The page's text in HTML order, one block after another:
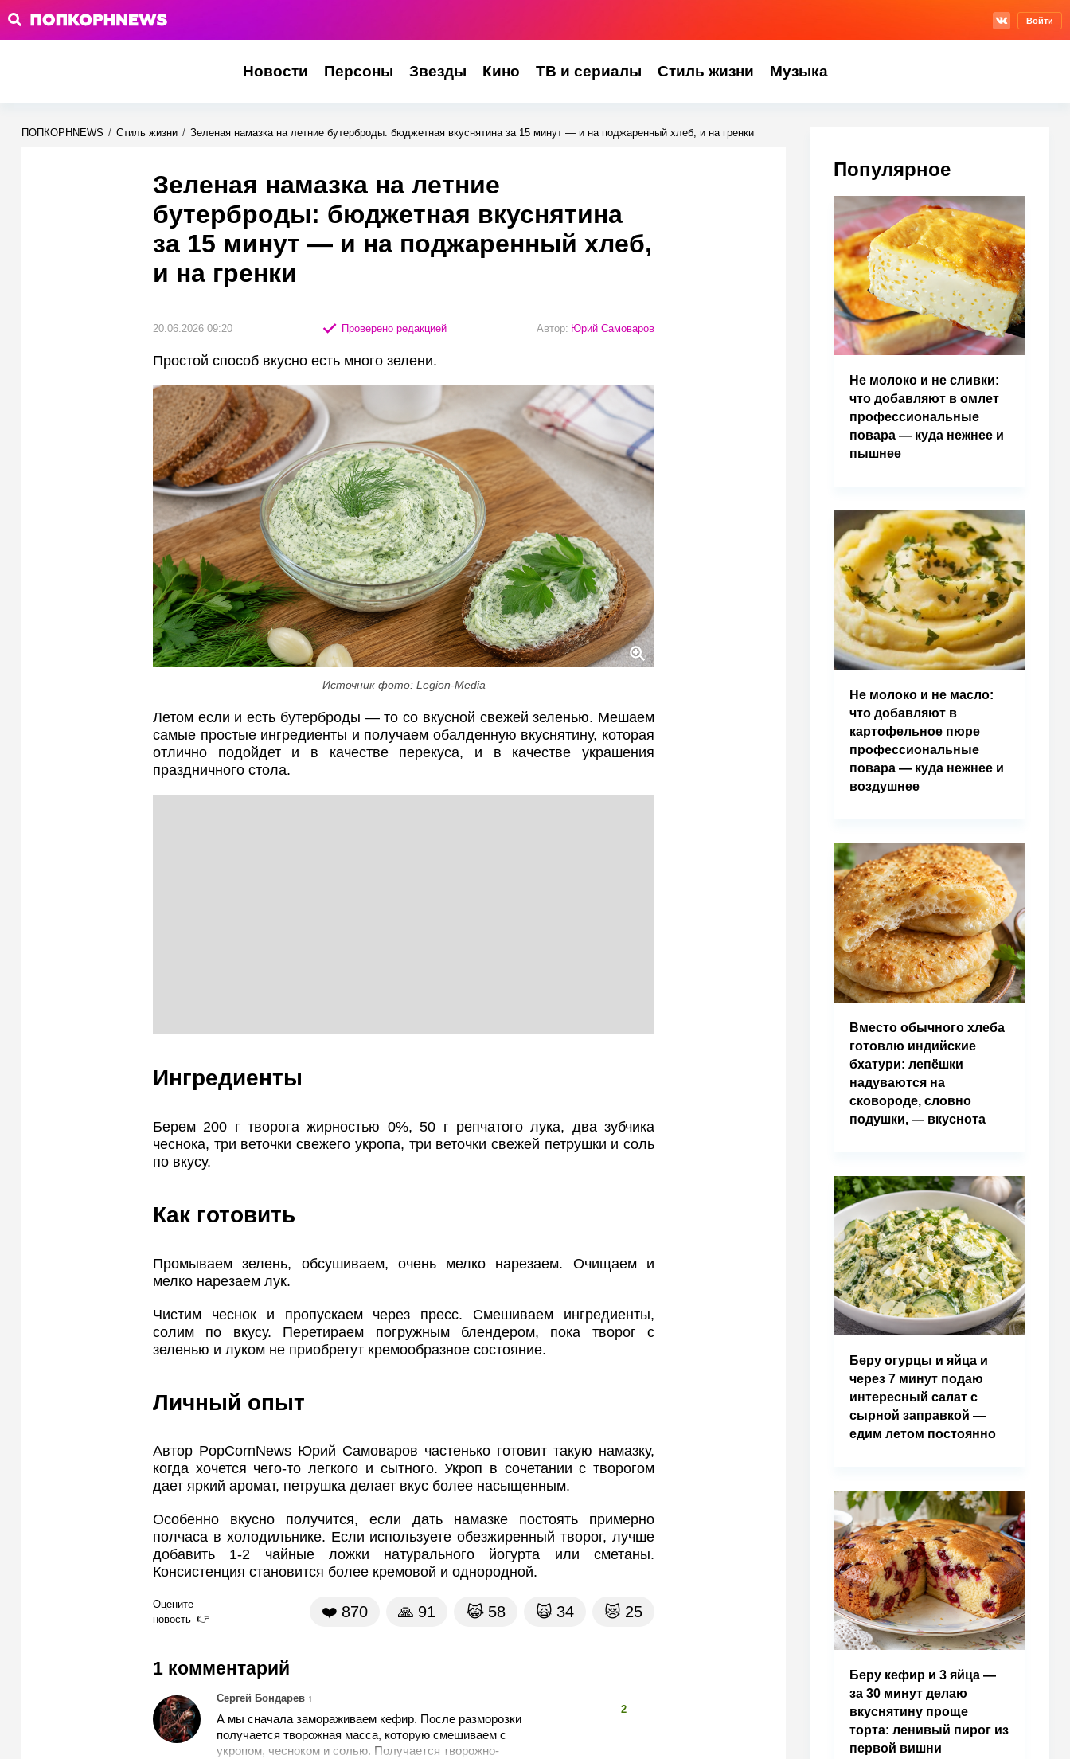
Войти
Новости Персоны Звезды Кино ТВ и сериалы Стиль жизни Музыка
ПОПКОРНNEWS / Стиль жизни / Зеленая намазка на летние бутерброды: бюджетная вкуснятина за 15 минут — и на поджаренный хлеб, и на гренки
Зеленая намазка на летние
бутерброды: бюджетная вкуснятина
за 15 минут — и на поджаренный хлеб,
и на гренки
20.06.2026 09:20 Проверено редакцией Автор: Юрий Самоваров
Простой способ вкусно есть много зелени.
Источник фото: Legion-Media
Летом если и есть бутерброды — то со вкусной свежей зеленью. Мешаем
самые простые ингредиенты и получаем обалденную вкуснятину, которая
отлично подойдет и в качестве перекуса, и в качестве украшения
праздничного стола.
Ингредиенты
Берем 200 г творога жирностью 0%, 50 г репчатого лука, два зубчика
чеснока, три веточки свежего укропа, три веточки свежей петрушки и соль
по вкусу.
Как готовить
Промываем зелень, обсушиваем, очень мелко нарезаем. Очищаем и
мелко нарезаем лук.
Чистим чеснок и пропускаем через пресс. Смешиваем ингредиенты,
солим по вкусу. Перетираем погружным блендером, пока творог с
зеленью и луком не приобретут кремообразное состояние.
Личный опыт
Автор PopCornNews Юрий Самоваров частенько готовит такую намазку,
когда хочется чего-то легкого и сытного. Укроп в сочетании с творогом
дает яркий аромат, петрушка делает вкус более насыщенным.
Особенно вкусно получится, если дать намазке постоять примерно
полчаса в холодильнике. Если используете обезжиренный творог, лучше
добавить 1-2 чайные ложки натурального йогурта или сметаны.
Консистенция становится более кремовой и однородной.
Оцените
новость
❤️ 870 🙏 91 😹 58 🙀 34 😿 25
1 комментарий
Сергей Бондарев 1
2
А мы сначала замораживаем кефир. После разморозки
получается творожная масса, которую смешиваем с
укропом, чесноком и солью. Получается творожно-
Популярное
Не молоко и не сливки:
что добавляют в омлет
профессиональные
повара — куда нежнее и
пышнее
Не молоко и не масло:
что добавляют в
картофельное пюре
профессиональные
повара — куда нежнее и
воздушнее
Вместо обычного хлеба
готовлю индийские
бхатури: лепёшки
надуваются на
сковороде, словно
подушки, — вкуснота
Беру огурцы и яйца и
через 7 минут подаю
интересный салат с
сырной заправкой —
едим летом постоянно
Беру кефир и 3 яйца —
за 30 минут делаю
вкуснятину проще
торта: ленивый пирог из
первой вишни